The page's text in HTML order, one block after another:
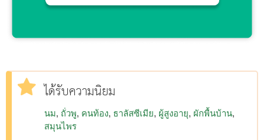
ได้รับความนิยม
นม ถั่วพู คนท้อง ธาลัสซีเมีย ผู้สูงอายุ ผักพื้นบ้าน
สมุนไพร